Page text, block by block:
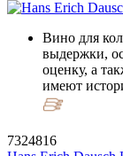
Вино для
выдержки,
оценку, а
имеют
7324816